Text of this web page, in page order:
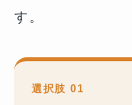
す。
選択肢 01